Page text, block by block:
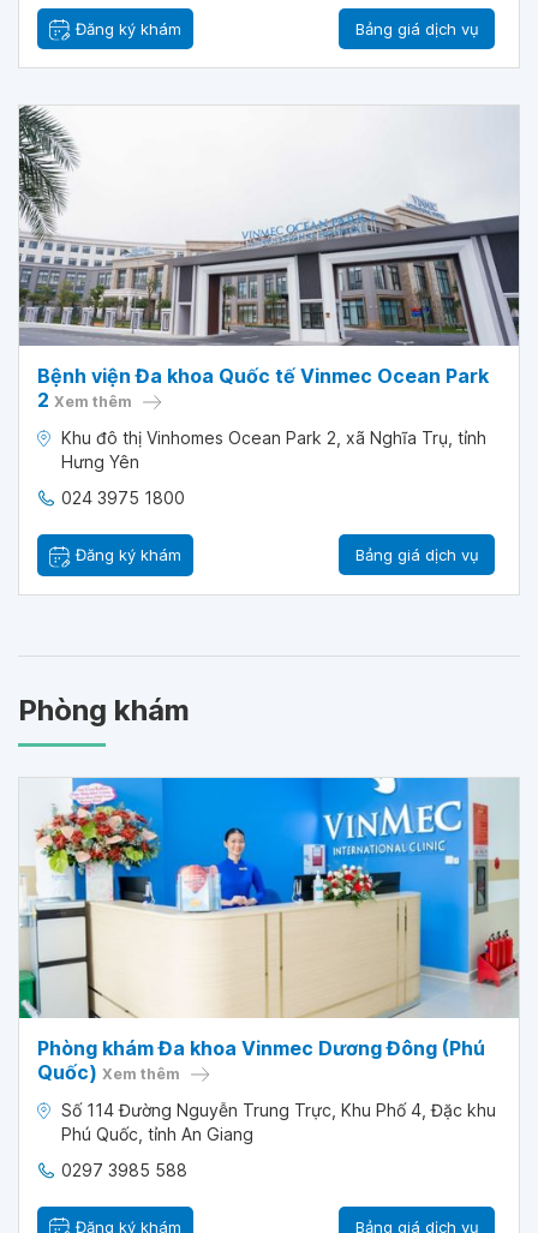
Đăng ký khám Bảng giá dịch vụ
Bệnh viện Đa khoa Quốc tế Vinmec Ocean Park
2 Xem thêm
Khu đô thị Vinhomes Ocean Park 2, xã Nghĩa Trụ, tỉnh
Hưng Yên
024 3975 1800
Đăng ký khám Bảng giá dịch vụ
Phòng khám
Phòng khám Đa khoa Vinmec Dương Đông (Phú
Quốc) Xem thêm
Số 114 Đường Nguyễn Trung Trực, Khu Phố 4, Đặc khu
Phú Quốc, tỉnh An Giang
0297 3985 588
Đăng ký khám Bảng giá dịch vụ